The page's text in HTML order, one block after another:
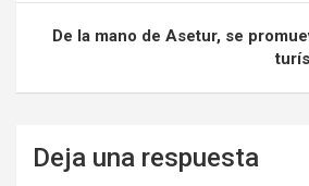
De la mano de Asetur, se
Deja una respuesta